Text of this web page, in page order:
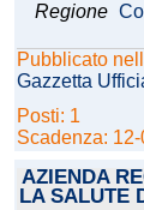
Regione
Pubblicato
Gazzetta
Posti: 1
Scadenza:
AZIENDA
LA SALUTE